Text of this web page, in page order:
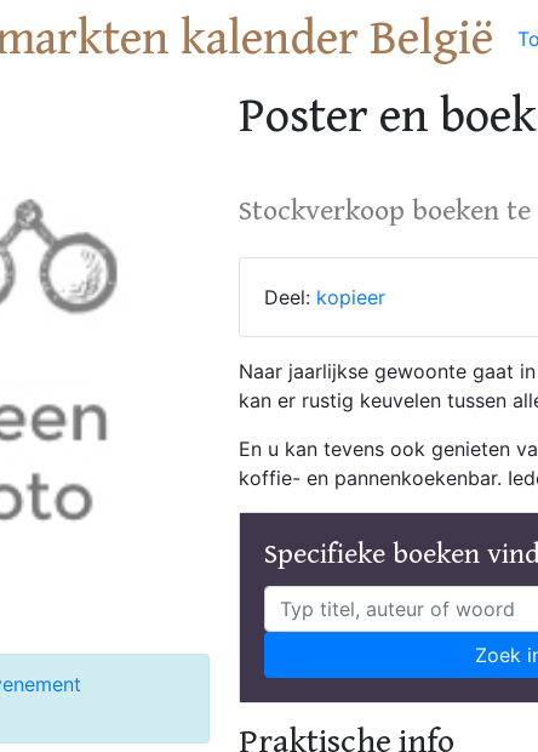
kalender België
Poster en
Stockverkoop boeken
Deel: kopieer
Naar jaarlijkse gewoonte gaat
kan er rustig keuvelen tussen
En u kan tevens ook genieten
koffie- en pannenkoekenbar.
Specifieke boeken
Zoek
Praktische info